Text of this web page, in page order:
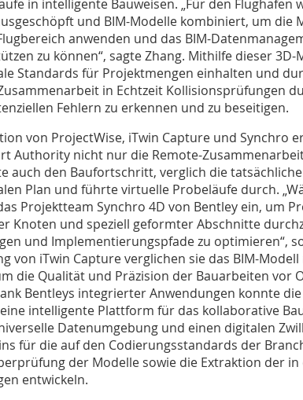
in intelligente Bauweisen. „Für den Flughafen
und BIM-Modelle kombiniert, um die
anwenden und das BIM-
zu können“, sagte Zhang. Mithilfe dieser 3D-
Standards für Projektmengen einhalten und
in Echtzeit Kollisionsprüfungen
Fehlern zu erkennen und zu beseitigen.
von ProjectWise, iTwin Capture und Synchro
Authority nicht nur die Remote-
auch den Baufortschritt, verglich die
Plan und führte virtuelle Probeläufe durch.
Projektteam Synchro 4D von Bentley ein, um
Knoten und speziell geformter Abschnitte
und Implementierungspfade zu optimieren“,
von iTwin Capture verglichen sie das BIM-
die Qualität und Präzision der Bauarbeiten vor
Bentleys integrierter Anwendungen konnte
intelligente Plattform für das kollaborative
Datenumgebung und einen digitalen
für die auf den Codierungsstandards der
der Modelle sowie die Extraktion der in
entwickeln.